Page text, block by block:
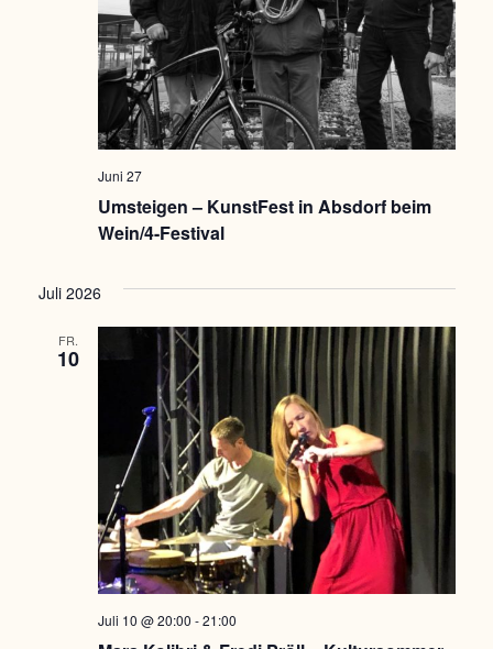
Umsteigen – KunstFest in Absdorf beim
Wein/4-Festival
Juni 27
Juli 2026
FR.
10
Juli 10 @ 20:00 -21:00